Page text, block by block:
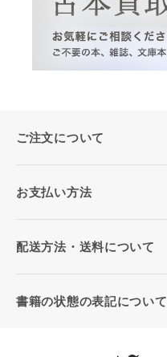
ご注文について
お支払い方法
配送方法・送料について
書籍の状態の表記について